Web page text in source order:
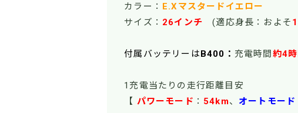
カラー： E.Xマスタードイエロー
サイズ： 26インチ (適応身長：およそ
付属バッテリーはB400： 充電時間 約4
1充電当たりの走行距離目安
【 パワーモード ： 54km、 オートモード